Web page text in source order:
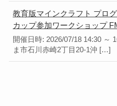
教育版マインクラフト プロ
カップ参加ワークショップ
開催日時: 2026/07/18 14:30 ～
ま市石川赤崎2丁目20-1沖 […]